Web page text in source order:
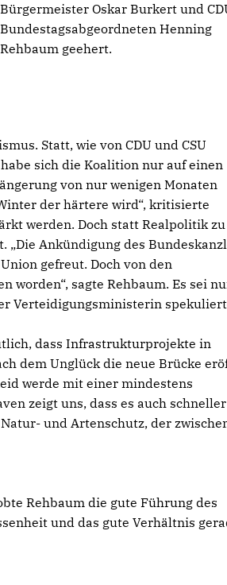
Bürgermeister Oskar Burkert und
Bundestagsabgeordneten Henning
Rehbaum geehert.
Statt, wie von CDU und CSU
sich die Koalition nur auf einen
von nur wenigen Monaten
der härtere wird“, kritisierte
werden. Doch statt Realpolitik zu
Ankündigung des
gefreut. Doch von den
worden“, sagte Rehbaum. Es sei
Verteidigungsministerin
dass Infrastrukturprojekte in
dem Unglück die neue Brücke
werde mit einer mindestens
zeigt uns, dass es auch schneller
und Artenschutz, der
Rehbaum die gute Führung des
und das gute Verhältnis